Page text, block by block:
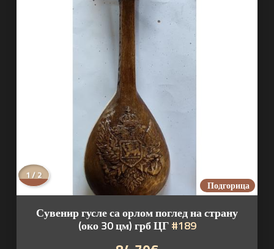
Подгорица
2 / 2
Сувенир гусле са орлом поглед на страну
(око 30 цм) грб ЦГ#189